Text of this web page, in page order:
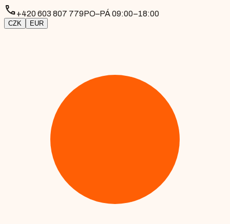
phone+420 603 807 779PO–PÁ 09:00–18:00
CZK EUR